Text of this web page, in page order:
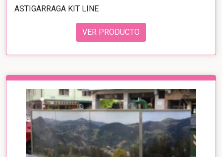
ASTIGARRAGA KIT LINE
VER PRODUCTO